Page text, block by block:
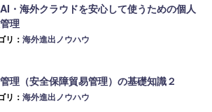
・海外クラウドを安心して使うための個人
理
リ：海外進出ノウハウ
理（安全保障貿易管理）の基礎知識２
リ：海外進出ノウハウ